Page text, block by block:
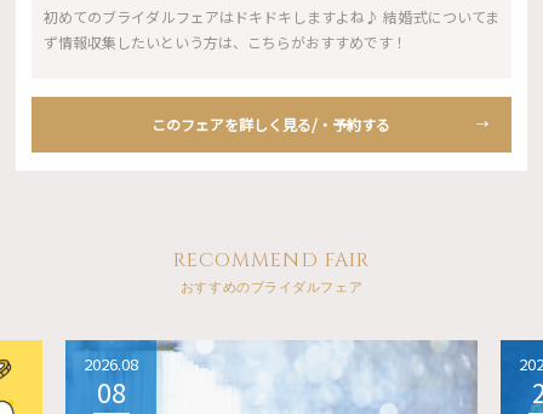
初めてのブライダルフェアはドキドキしますよね♪ 結婚式についてま
ず情報収集したいという方は、こちらがおすすめです！
このフェアを詳しく見る/・予約する
RECOMMEND FAIR
おすすめのブライダルフェア
2026.08
08